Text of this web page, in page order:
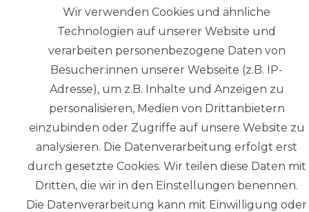
Nicht chemisch reinigen. Monster to go.
Wir verwenden Cookies und ähnliche
Technologien auf unserer Website und
verarbeiten personenbezogene Daten von
Besucher:innen unserer Webseite (z.B. IP-
Adresse), um z.B. Inhalte und Anzeigen zu
personalisieren, Medien von Drittanbietern
einzubinden oder Zugriffe auf unsere Website zu
analysieren. Die Datenverarbeitung erfolgt erst
durch gesetzte Cookies. Wir teilen diese Daten mit
Dritten, die wir in den Einstellungen benennen.
Die Datenverarbeitung kann mit Einwilligung oder
Impressum
© Copyright 2026 | Alle Rechte